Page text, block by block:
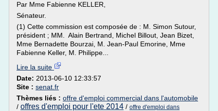
Par Mme Fabienne KELLER,
Sénateur.
(1) Cette commission est composée de : M. Simon Sutour,
président ; MM. Alain Bertrand, Michel Billout, Jean Bizet,
Mme Bernadette Bourzai, M. Jean-Paul Emorine, Mme
Fabienne Keller, M. Philippe...
Lire la suite
Date: 2013-06-10 12:33:57
Site : senat.fr
Thèmes liés : offre d'emploi commercial dans l'automobile
/ offres d'emploi pour l'ete 2014 / offre d'emploi dans